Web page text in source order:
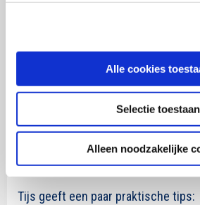
Alle cookies
Selectie toestaan
Alleen noodzakelijke
waarnemingen worden
wordt het makkelijker om andere
met een pootje en lichaam, kunnen
herkennen als vogel. Zo werkt het
Merkbouwen voor lange termijn is
management van associatie en
kernwoorden voor associaties
Consistent en Creatief waar nodig.
Tijs geeft een paar praktische tips: